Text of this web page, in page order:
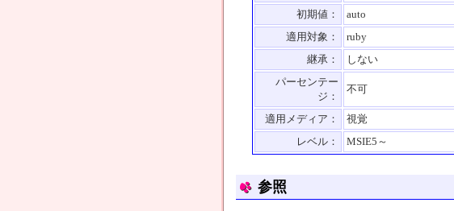
初期値：
auto
適用対象：
ruby
継承：
しない
パーセンテー
ジ：
不可
適用メディア：
視覚
レベル：
MSIE5～
参照